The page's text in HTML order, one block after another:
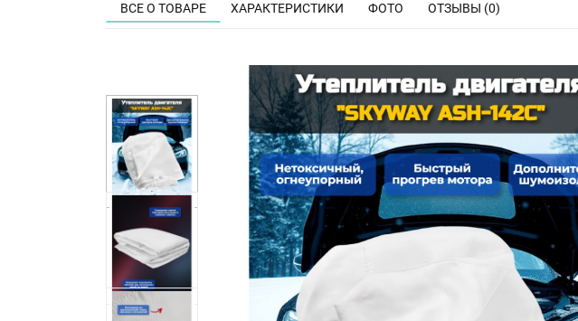
ВСЕ О ТОВАРЕ ХАРАКТЕРИСТИКИ ФОТО ОТЗЫВЫ (0)